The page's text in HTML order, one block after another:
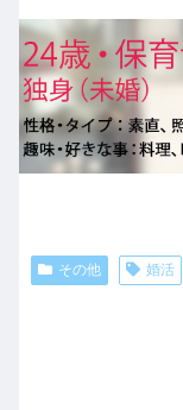
その他 婚活